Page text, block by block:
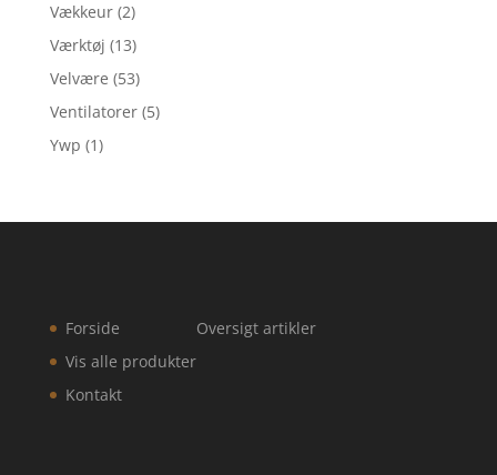
Vækkeur (2)
Værktøj (13)
Velvære (53)
Ventilatorer (5)
Ywp (1)
Forside
Vis alle produkter
Kontakt
Oversigt artikler